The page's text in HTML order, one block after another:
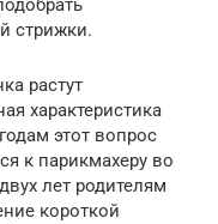
стрижки.
растут
характеристика
этот вопрос
к парикмахеру во
лет родителям
короткой